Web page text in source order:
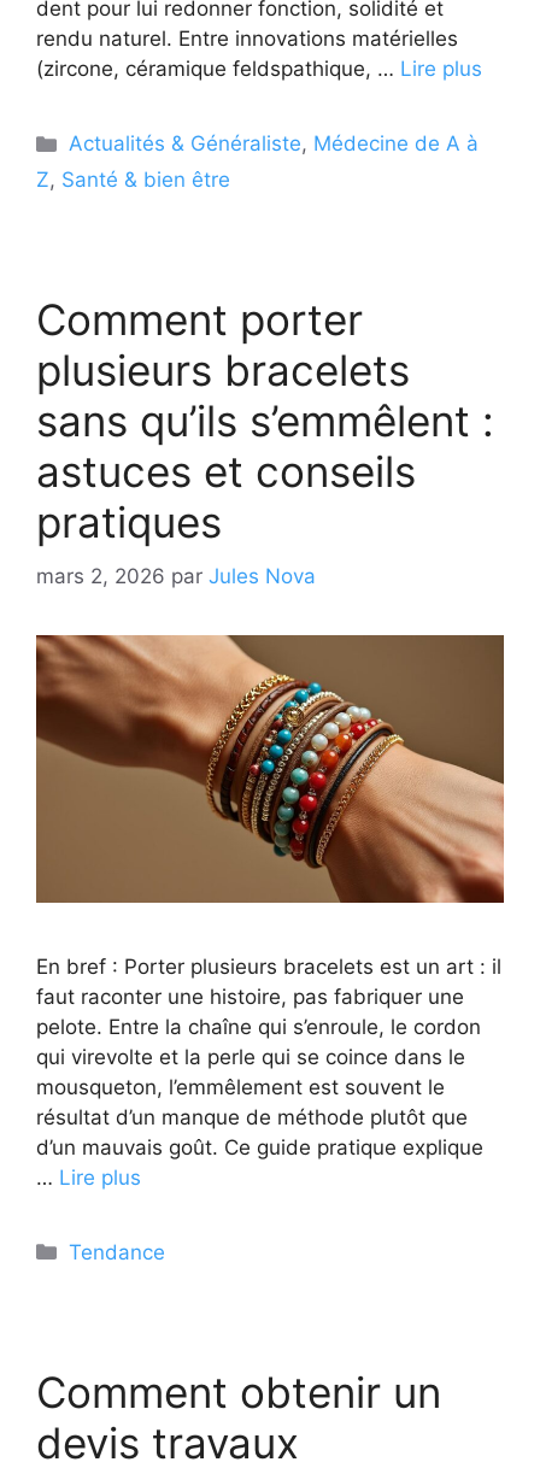
dent pour lui redonner fonction, solidité et
rendu naturel. Entre innovations matérielles
(zircone, céramique feldspathique, … Lire plus
Catégories
Actualités & Généraliste, Médecine de A à
Z, Santé & bien être
Comment porter
plusieurs bracelets
sans qu’ils s’emmêlent :
astuces et conseils
pratiques
mars 2, 2026 par Jules Nova
En bref : Porter plusieurs bracelets est un art : il
faut raconter une histoire, pas fabriquer une
pelote. Entre la chaîne qui s’enroule, le cordon
qui virevolte et la perle qui se coince dans le
mousqueton, l’emmêlement est souvent le
résultat d’un manque de méthode plutôt que
d’un mauvais goût. Ce guide pratique explique
… Lire plus
Catégories
Tendance
Comment obtenir un
devis travaux